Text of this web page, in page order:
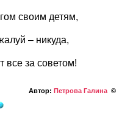
своим детям,
– никуда,
все за советом!
Автор: Петрова Галина ©